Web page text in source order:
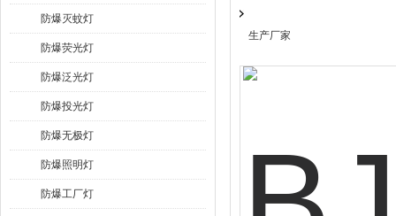
防爆灭蚊灯
防爆荧光灯
防爆泛光灯
防爆投光灯
防爆无极灯
防爆照明灯
防爆工厂灯
生产厂家